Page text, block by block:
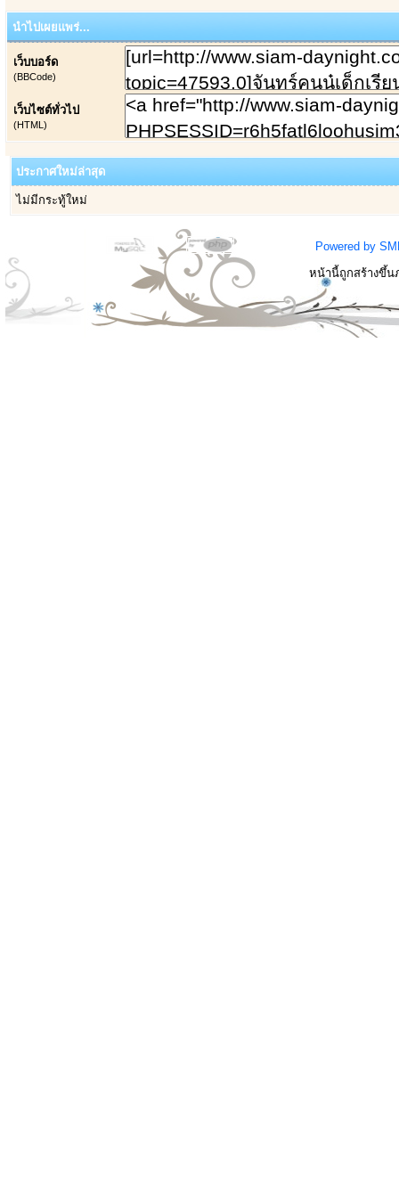
นำไปเผยแพร่...
เว็บบอร์ด
(BBCode)
เว็บไซต์ทั่วไป
(HTML)
ประกาศใหม่ล่าสุด
ไม่มีกระทู้ใหม่
Powered by
หน้านี้ถูกสร้างขึ้น